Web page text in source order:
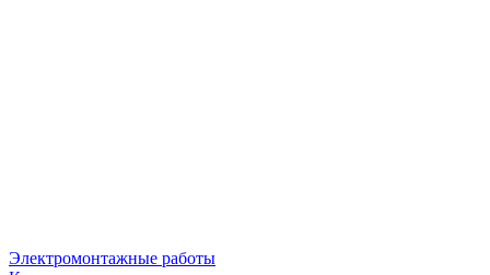
Электромонтажные работы